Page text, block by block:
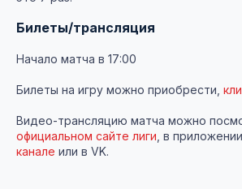
Билеты/трансляция
Начало матча в 17:00
Билеты на игру можно приобрести,
Видео-трансляцию матча можно
официальном сайте лиги , в
канале или в VK.